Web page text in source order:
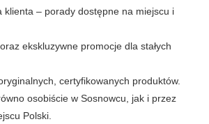
klienta – porady dostępne na miejscu i
ekskluzywne promocje dla stałych
certyfikowanych produktów.
osobiście w Sosnowcu, jak i przez
Polski.